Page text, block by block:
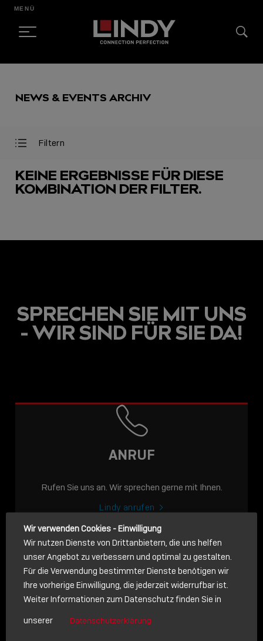
CONTENT
MENÜ
NEWS & EVENTS ARCHIV
Filter
Filter
Filtern
USB-C ÜBER LANGE
DISTANZEN: AKTIVE
USB-C-KABEL FÜR
STABILE 10 GBIT/S BIS
KEINE ERGEBNISSE FÜR DIESE
KOMBINATION DER FILTER.
SPRECHEN SIE MIT UNS
- WIR SIND FÜR SIE DA!
ANRUF
Rufen Sie uns an. Wir sprechen gerne mit Ihnen.
Lindy anrufen
NACHRICHT
Schreiben Sie lieber? Dann schicken Sie uns gerne eine
Wir verwenden Cookies - Einwilligung
Wir nutzen Dienste von Drittanbietern, die uns helfen
unser Angebot zu verbessern und optimal zu gestalten.
Für die Verwendung bestimmter Dienste benötigen wir
Ihre vorherige Einwilligung, die jederzeit widerrufbar ist.
Weiter Informationen zum Datenschutz finden Sie in
unserer
Datenschutzerklärung